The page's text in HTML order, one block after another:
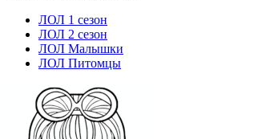
ЛОЛ 1 сезон
ЛОЛ 2 сезон
ЛОЛ Малышки
ЛОЛ Питомцы